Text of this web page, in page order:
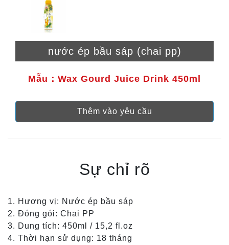
nước ép bầu sáp (chai pp)
Mẫu：Wax Gourd Juice Drink 450ml
Thêm vào yêu cầu
Sự chỉ rõ
1. Hương vị: Nước ép bầu sáp
2. Đóng gói: Chai PP
3. Dung tích: 450ml / 15,2 fl.oz
4. Thời hạn sử dụng: 18 tháng